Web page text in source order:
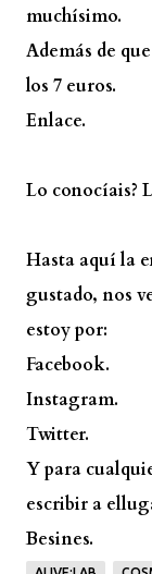
muchísimo.
Además de
los 7 euros.
Enlace.
Lo conocíais?
Hasta aquí la
gustado, nos
estoy por:
Facebook.
Instagram.
Twitter.
Y para
escribir a
Besines.